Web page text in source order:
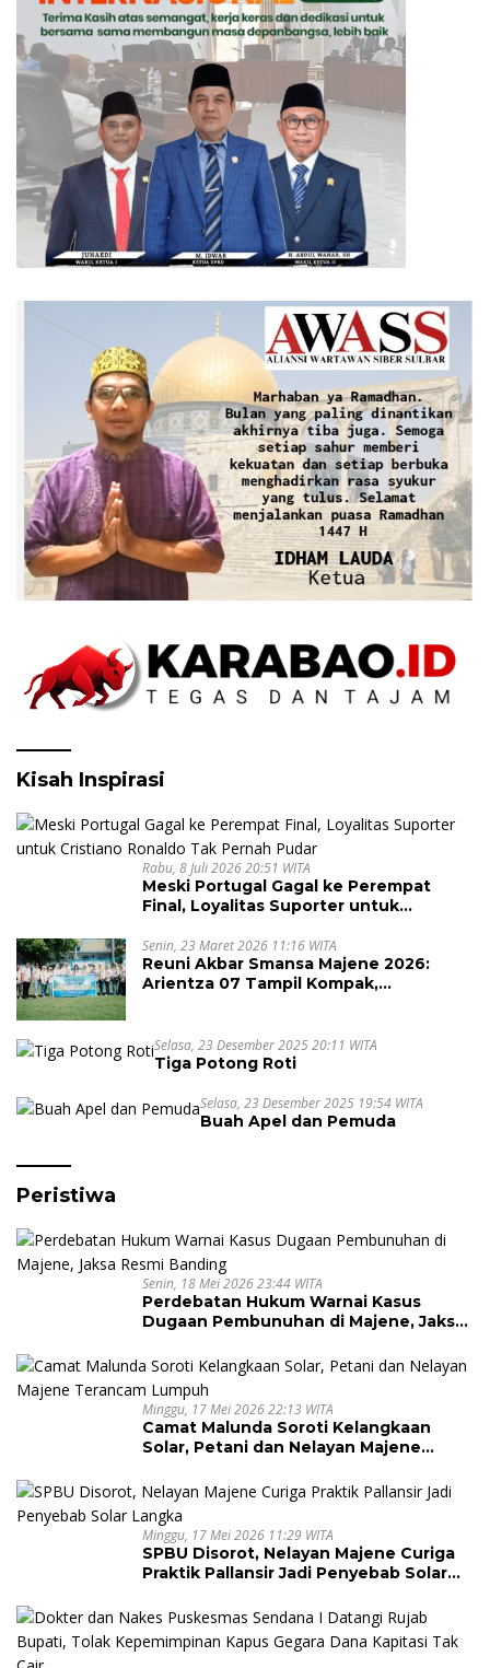
Kisah Inspirasi
Rabu, 8 Juli 2026 20:51 WITA
Meski Portugal Gagal ke Perempat
Final, Loyalitas Suporter untuk
Senin, 23 Maret 2026 11:16 WITA
Reuni Akbar Smansa Majene 2026:
Arientza 07 Tampil Kompak,
Selasa, 23 Desember 2025 20:11 WITA
Tiga Potong Roti
Selasa, 23 Desember 2025 19:54 WITA
Buah Apel dan Pemuda
Peristiwa
Senin, 18 Mei 2026 23:44 WITA
Perdebatan Hukum Warnai Kasus
Dugaan Pembunuhan di Majene, Jaksa
Minggu, 17 Mei 2026 22:13 WITA
Camat Malunda Soroti Kelangkaan
Solar, Petani dan Nelayan Majene
Minggu, 17 Mei 2026 11:29 WITA
SPBU Disorot, Nelayan Majene Curiga
Praktik Pallansir Jadi Penyebab Solar